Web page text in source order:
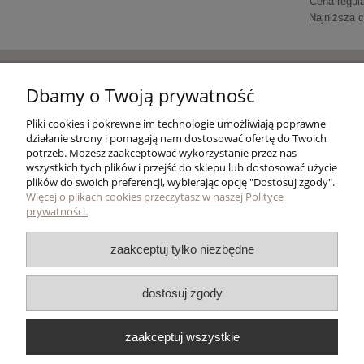
zaproszenia A6 - 15x10
2,20 zł
do koszyka
Najniższa
Pomoc
Moje konto
Płatności i dostawa
Skład tekstu zaproszenia
Treści zaproszeń
Inne przykładowe treści
Studio Brzoza/fotokowalski ©2000 - 2025 Wszelkie prawa
Dbamy o Twoją prywatność
Pliki cookies i pokrewne im technologie umożliwiają poprawne
działanie strony i pomagają nam dostosować ofertę do Twoich
potrzeb. Możesz zaakceptować wykorzystanie przez nas
wszystkich tych plików i przejść do sklepu lub dostosować użycie
plików do swoich preferencji, wybierając opcję "Dostosuj zgody".
Więcej o plikach cookies przeczytasz w naszej Polityce
prywatności.
zaakceptuj tylko niezbędne
dostosuj zgody
zaakceptuj wszystkie